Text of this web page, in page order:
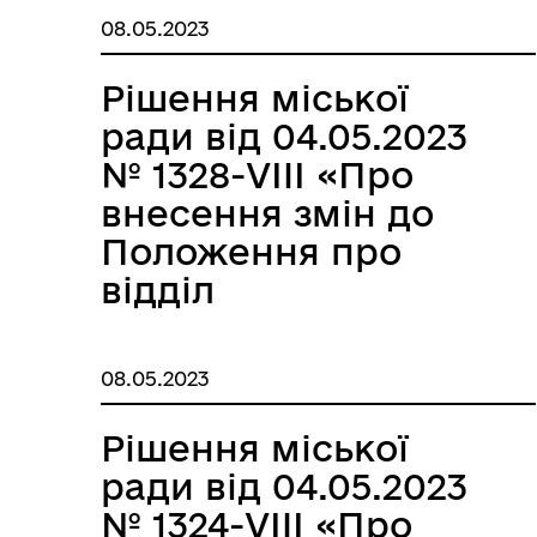
Южненської міської
ради Одеського
району Одеської
області VІІІ
скликання»
08.05.2023
Рішення міської
ради від 04.05.2023
№ 1328-VIIІ «Про
внесення змін до
Положення про
відділ
обліку та звітності
виконавчого
комітету
Южненської міської
ради Одеського
08.05.2023
Рішення міської
ради від 04.05.2023
№ 1324-VIIІ «Про